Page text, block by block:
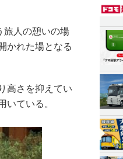
旅人の憩いの場
かれた場となる
高さを抑えてい
いている。